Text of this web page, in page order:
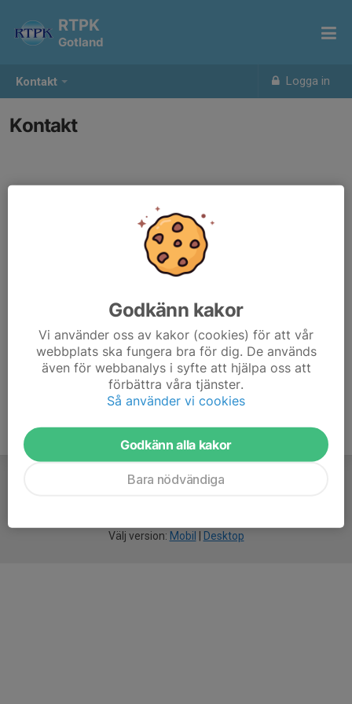
Kontakt Logga in
RTPK
Gotland
Kontakt
Välj version: Mobil Desktop
Godkänn kakor
Vi använder oss av kakor (cookies) för att vår
webbplats ska fungera bra för dig. De används
även för webbanalys i syfte att hjälpa oss att
förbättra våra tjänster.
Så använder vi cookies
Godkänn alla kakor
Bara nödvändiga